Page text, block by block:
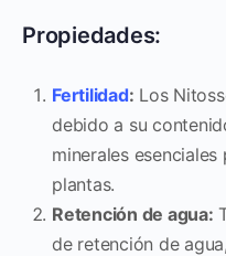
Propiedades:
Fertilidad: Los
debido a su
minerales
plantas.
Retención de agua:
de retención de